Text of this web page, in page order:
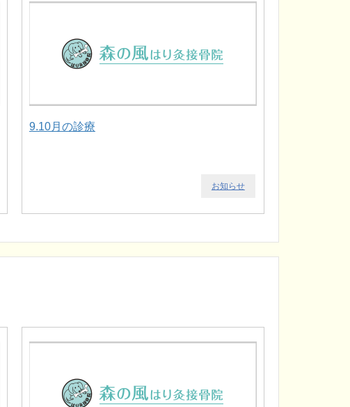
9.10月の診療
お知らせ